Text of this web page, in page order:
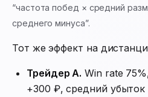
“частота побед × средний
среднего минуса”.
Тот же эффект на
Трейдер А. Win rate
+300 ₽, средний убыток